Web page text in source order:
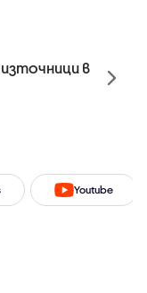
в
Youtube